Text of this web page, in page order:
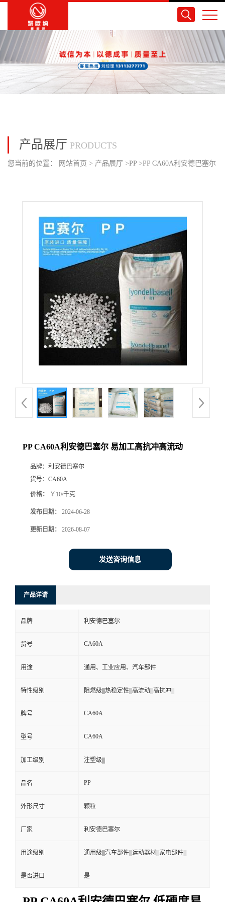
产品展厅 PRODUCTS
您当前的位置： 网站首页 > 产品展厅 >PP >PP CA60A利安德巴塞尔
PP CA60A利安德巴塞尔 易加工高抗冲高流动
品牌： 利安德巴塞尔
货号： CA60A
价格： ￥10/千克
发布日期： 2024-06-28
更新日期： 2026-08-07
发送咨询信息
产品详请
品牌 利安德巴塞尔
货号 CA60A
用途 通用、工业应用、汽车部件
特性级别 阻燃级|||热稳定性|||高流动|||高抗冲|||
牌号 CA60A
型号 CA60A
加工级别 注塑级|||
品名 PP
外形尺寸 颗粒
厂家 利安德巴塞尔
用途级别 通用级|||汽车部件|||运动器材|||家电部件|||
是否进口 是